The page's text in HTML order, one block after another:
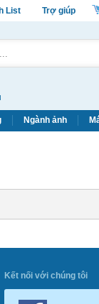
List Trợ giúp
Ngành ảnh
Kết nối với chúng tôi